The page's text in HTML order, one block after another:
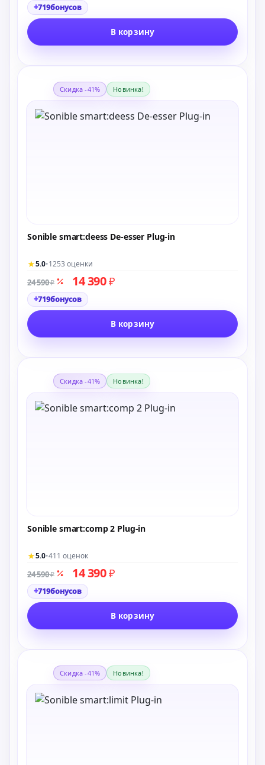
+719бонусов
В корзину
Скидка -41% Новинка!
Sonible smart:deess De-esser Plug-in
★5.0•1253 оценки
24 590₽ 14 390₽
+719бонусов
В корзину
Скидка -41% Новинка!
Sonible smart:comp 2 Plug-in
★5.0•411 оценок
24 590₽ 14 390₽
+719бонусов
В корзину
Скидка -41% Новинка!